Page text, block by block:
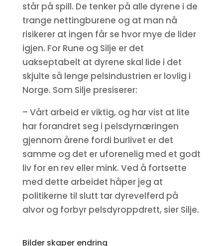
står på spill. De tenker på alle dyrene i de
trange nettingburene og at man nå
risikerer at ingen får se hvor mye de lider
igjen. For Rune og Silje er det
uakseptabelt at dyrene skal lide i det
skjulte så lenge pelsindustrien er lovlig i
Norge. Som Silje presiserer:
– Vårt arbeid er viktig, og har vist at lite
har forandret seg i pelsdyrnæringen
gjennom årene fordi burlivet er det
samme og det er uforenelig med et godt
liv for en rev eller mink. Ved å fortsette
med dette arbeidet håper jeg at
politikerne til slutt tar dyrevelferd på
alvor og forbyr pelsdyroppdrett, sier Silje.
Bilder skaper endring